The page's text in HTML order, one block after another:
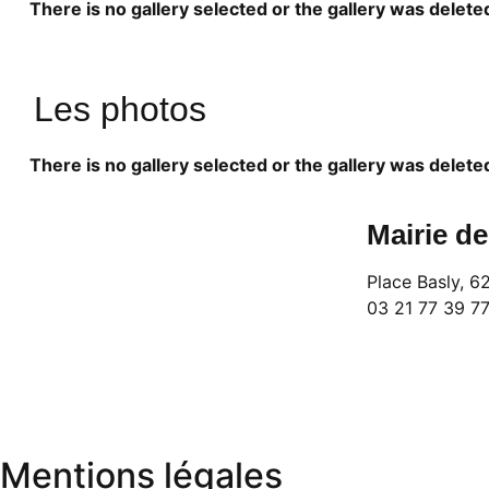
There is no gallery selected or the gallery was
Les photos
There is no gallery selected or the gallery was
Mairie
Place Basly,
03 21 77 39 77
Mentions légales